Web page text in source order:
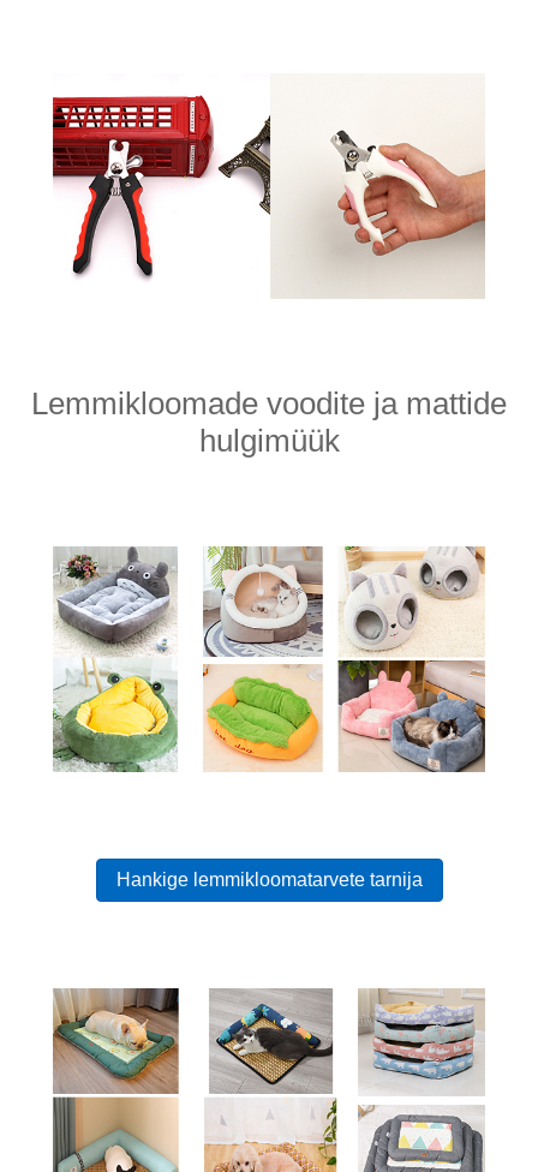
Lemmikloomade voodite ja mattide
hulgimüük
Hankige lemmikloomatarvete tarnija